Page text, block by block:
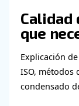
Del